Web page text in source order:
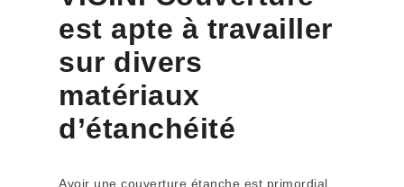
est apte à travailler
sur divers
matériaux
d’étanchéité
Avoir une couverture étanche est primordial